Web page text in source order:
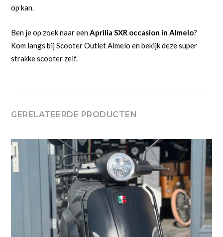
op kan.
Ben je op zoek naar eenAprilia SXR occasion in Almelo?
Kom langs bij Scooter Outlet Almelo en bekijk deze super
strakke scooter zelf.
GERELATEERDE PRODUCTEN